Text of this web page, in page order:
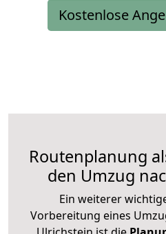
Kostenlose
Routenplanung
den Umzug
Ein weiterer
Vorbereitung eines